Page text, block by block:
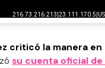
criticó la manera en
su cuenta oficial de